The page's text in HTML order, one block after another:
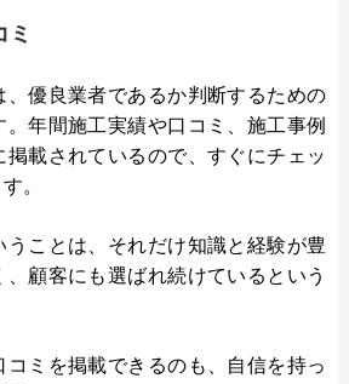
ミ
、優良業者であるか判断するための
。年間施工実績や口コミ、施工事例
掲載されているので、すぐにチェッ
。
うことは、それだけ知識と経験が豊
顧客にも選ばれ続けているという
コミを掲載できるのも、自信を持っ